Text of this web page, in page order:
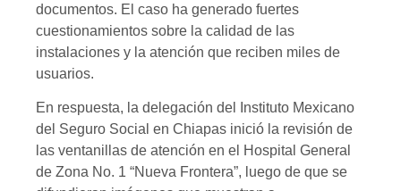
documentos. El caso ha generado fuertes
cuestionamientos sobre la calidad de las
instalaciones y la atención que reciben miles de
usuarios.
En respuesta, la delegación del Instituto Mexicano
del Seguro Social en Chiapas inició la revisión de
las ventanillas de atención en el Hospital General
de Zona No. 1 “Nueva Frontera”, luego de que se